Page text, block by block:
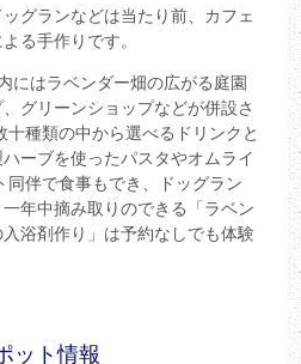
グランなどは当たり前、カフェ
る手作りです。
にはラベンダー畑の広がる庭園
グリーンショップなどが併設さ
種類の中から選べるドリンクと
ーブを使ったパスタやオムライ
同伴で食事もでき、ドッグラン
一年中摘み取りのできる「ラベン
浴剤作り」は予約なしでも体験
ット情報